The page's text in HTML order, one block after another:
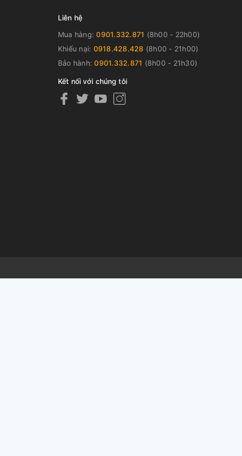
Liên hệ
Mua hàng:0901.332.871 (8h00 - 22h00)
Khiếu nại: 0918.428.428 (8h00 - 21h00)
Bảo hành:0901.332.871 (8h00 - 21h30)
Kết nối với chúng tôi